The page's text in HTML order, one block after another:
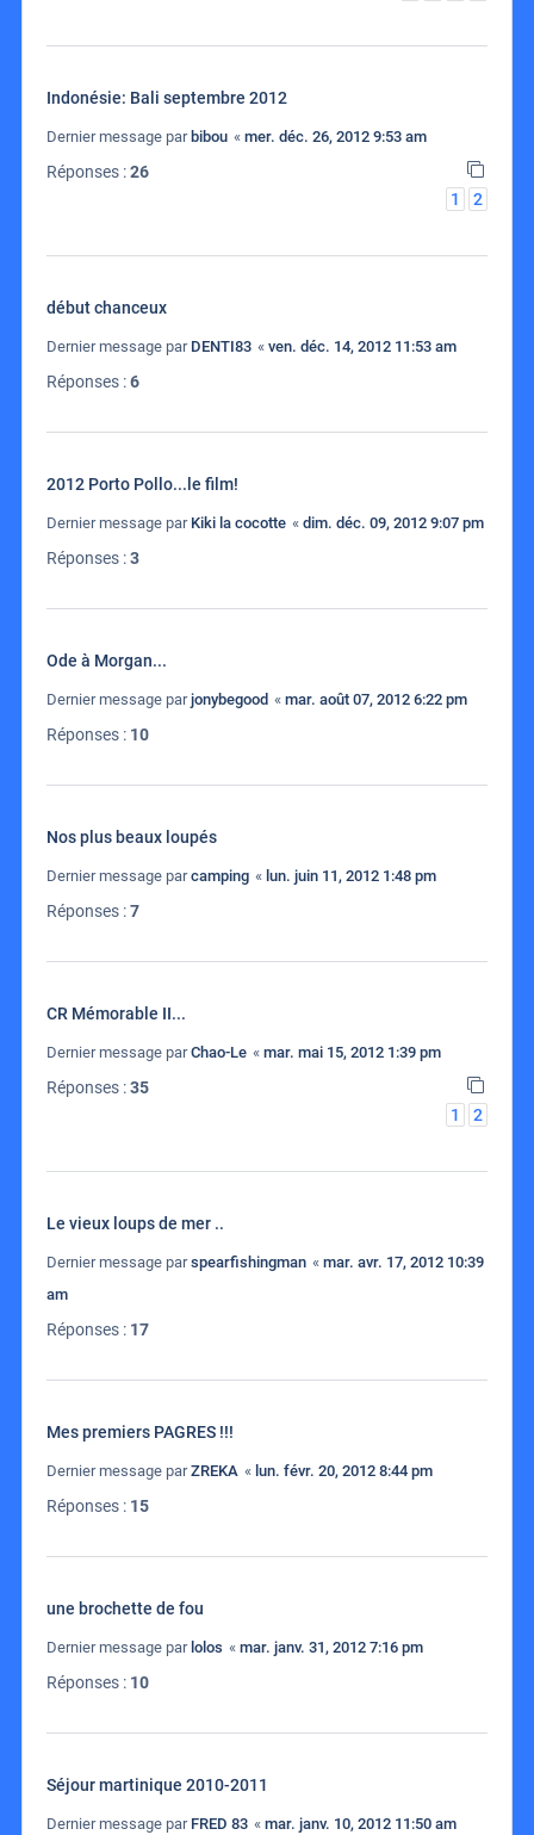
Indonésie: Bali septembre 2012
Dernier message parbibou « mer. déc. 26, 2012 9:53 am
Réponses :26
1
2
début chanceux
Dernier message par DENTI83 « ven. déc. 14, 2012 11:53 am
Réponses :6
2012 Porto Pollo...le film!
Dernier message par Kiki la cocotte « dim. déc. 09, 2012 9:07 pm
Réponses :3
Ode à Morgan...
Dernier message parjonybegood « mar. août 07, 2012 6:22 pm
Réponses : 10
Nos plus beaux loupés
Dernier message parcamping « lun. juin 11, 2012 1:48 pm
Réponses :7
CR Mémorable II...
Dernier message parChao-Le « mar. mai 15, 2012 1:39 pm
Réponses :35
1
2
Le vieux loups de mer ..
Dernier message parspearfishingman « mar. avr. 17, 2012 10:39
am
Réponses : 17
Mes premiers PAGRES !!!
Dernier message parZREKA « lun. févr. 20, 2012 8:44 pm
Réponses : 15
une brochette de fou
Dernier message parlolos « mar. janv. 31, 2012 7:16 pm
Réponses : 10
Séjour martinique 2010-2011
Dernier message par FRED 83 « mar. janv. 10, 2012 11:50 am